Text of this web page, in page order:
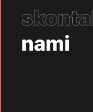
nami